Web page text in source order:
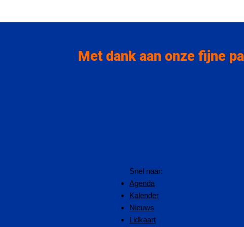
Met dank aan onze fijne
Snel naar:
Agenda
Kalender
Nieuws
Lidkaart